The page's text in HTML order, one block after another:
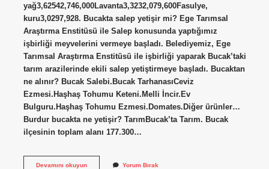
yağ3,62542,746,000Lavanta3,3232,079,600Fasulye,
kuru3,0297,928. Bucakta salep yetişir mi? Ege Tarımsal
Araştırma Enstitüsü ile Salep konusunda yaptığımız
işbirliği meyvelerini vermeye başladı. Belediyemiz, Ege
Tarımsal Araştırma Enstitüsü ile işbirliği yaparak Bucak’taki
tarım arazilerinde ekili salep yetiştirmeye başladı. Bucaktan
ne alınır? Bucak Salebi.Bucak TarhanasıCeviz
Ezmesi.Haşhaş Tohumu Keteni.Melli İncir.Ev
Bulguru.Haşhaş Tohumu Ezmesi.Domates.Diğer ürünler…
Burdur bucakta ne yetişir? TarımBucak’ta Tarım. Bucak
ilçesinin toplam alanı 177.300…
Devamını okuyunBucakta
Yorum Bırak